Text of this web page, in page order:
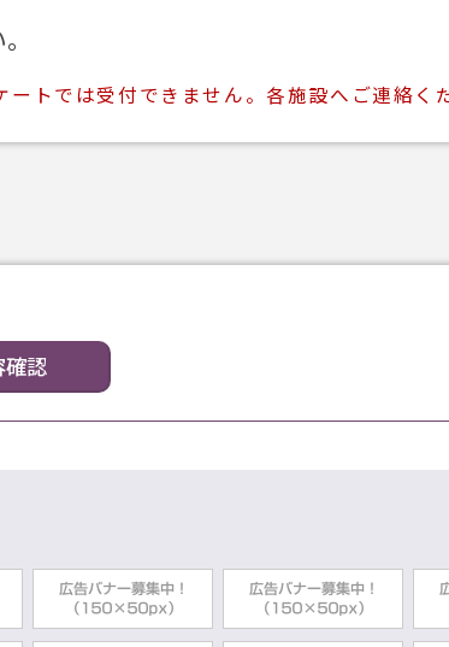
トでは受付できません。各施設へご連絡く